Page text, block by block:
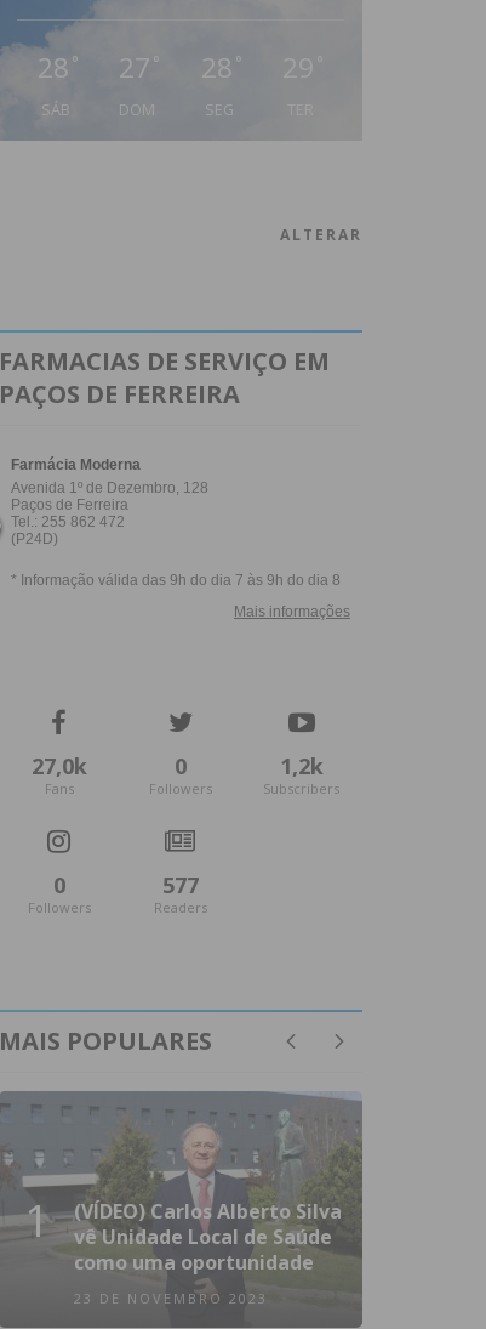
28 °
SÁB
27 °
DOM
28 °
SEG
29 °
ALTERAR
FARMACIAS DE SERVIÇO EM
PAÇOS DE FERREIRA
27,0k
Fans
0
Followers
1,2k
Subscribers
0
Followers
577
Readers
MAIS POPULARES
1
(VÍDEO) Carlos Alberto Silva
vê Unidade Local de Saúde
como uma oportunidade
23 DE NOVEMBRO 2023